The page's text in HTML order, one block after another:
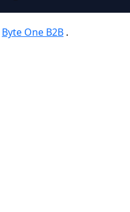
Byte One B2B .